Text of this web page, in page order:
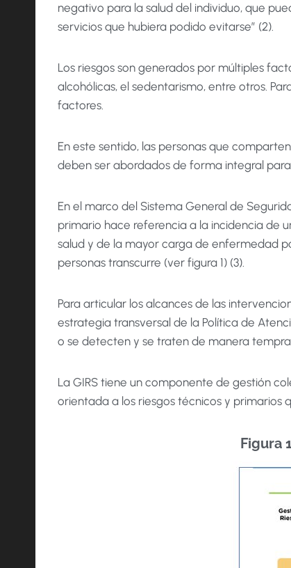
negativo para la salud del individuo, que
servicios que hubiera podido evitarse” (2).
Los riesgos son generados por múltiples
alcohólicas, el sedentarismo, entre otros.
factores.
En este sentido, las personas que
deben ser abordados de forma integral
En el marco del Sistema General de
primario hace referencia a la incidencia de
salud y de la mayor carga de enfermedad
personas transcurre (ver figura 1) (3).
Para articular los alcances de las
estrategia transversal de la Política de
o se detecten y se traten de manera
La GIRS tiene un componente de gestión
orientada a los riesgos técnicos y primarios
Figura